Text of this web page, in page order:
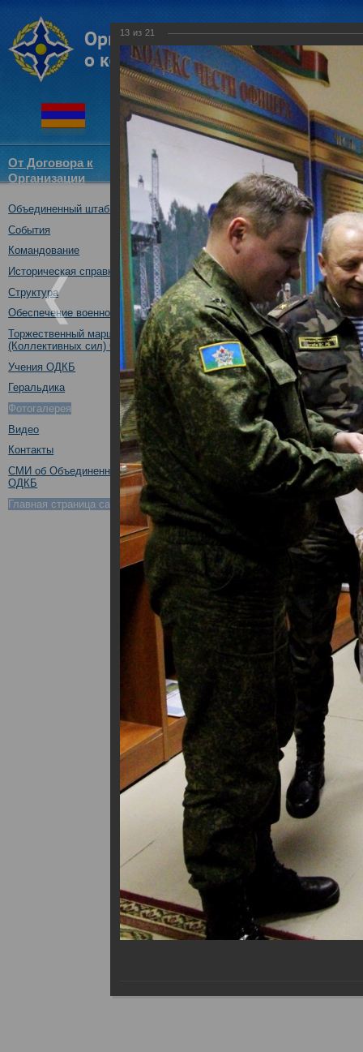
От Договора к
Организации
Новости
Объединенный штаб ОДКБ
События
Командование
Историческая справка
Структура
Обеспечение военной безопасности
Торжественный марш Войск
(Коллективных сил) ОДКБ
Учения ОДКБ
Геральдика
Фотогалерея
Видео
Контакты
СМИ об Объединенном штабе
ОДКБ
Главная страница сайта ОДКБ
Встреча начальника
начальником
первым заместителем
Беларусь
11.02.2016
Поделиться в социальных
13 из 21